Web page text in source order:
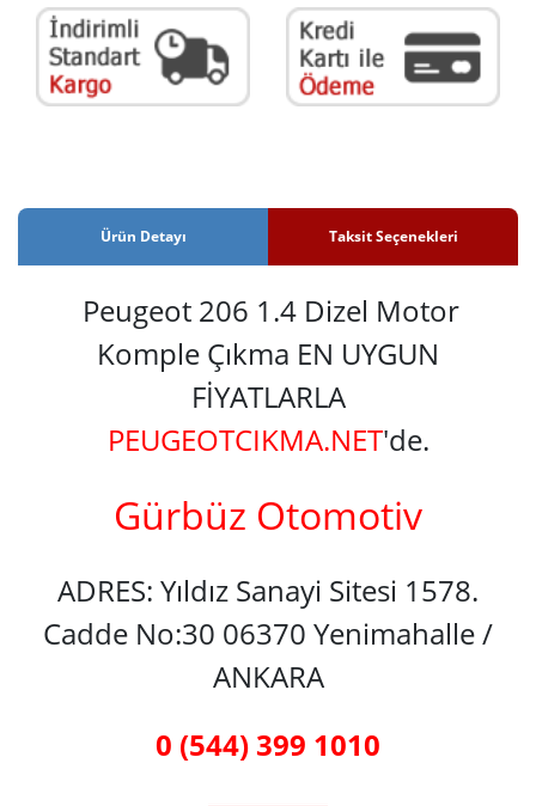
Ürün Detayı Taksit Seçenekleri
Peugeot 206 1.4 Dizel Motor
Komple Çıkma EN UYGUN
FİYATLARLA
PEUGEOTCIKMA.NET'de.
Gürbüz Otomotiv
ADRES: Yıldız Sanayi Sitesi 1578.
Cadde No:30 06370 Yenimahalle /
ANKARA
0 (544) 399 1010